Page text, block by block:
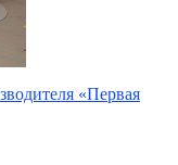
«Первая